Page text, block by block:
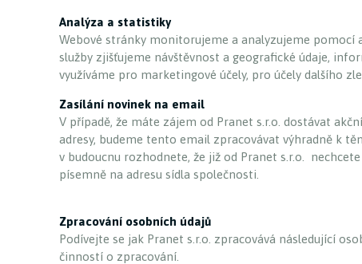
Analýza a statistiky
Webové stránky monitorujeme a analyzujeme pomocí
služby zjišťujeme návštěvnost a geografické údaje,
využíváme pro marketingové účely, pro účely dalšího
Zasílání novinek na email
V případě, že máte zájem od Pranet s.r.o. dostávat
adresy, budeme tento email zpracovávat výhradně k
v budoucnu rozhodnete, že již od Pranet s.r.o.
písemně na adresu sídla společnosti.
Zpracování osobních údajů
Podívejte se jak Pranet s.r.o. zpracovává následující
činností o zpracování.